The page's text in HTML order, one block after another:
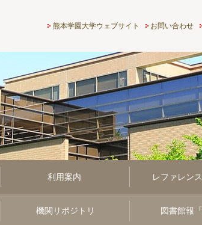
熊本学園大学付属図書館
熊本学園大学ウェブサイト お問い合わせ
利用案内 レファレン
機関リポジトリ 図書館報「